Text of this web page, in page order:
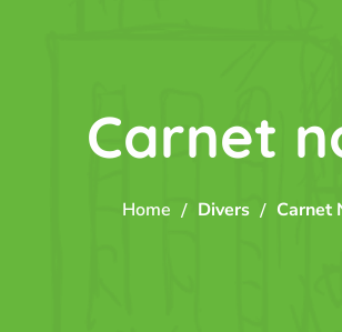
Carnet
Home Divers Carnet